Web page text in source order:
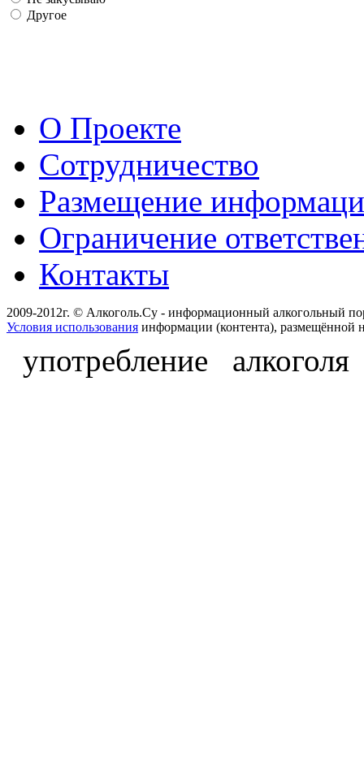
Другое
О Проекте
Сотрудничество
Размещение
Ограничение
Контакты
2009-2012г. © Алкоголь.Су - информационный алкогольный
Условия использования информации (контента), размещённой
употребление